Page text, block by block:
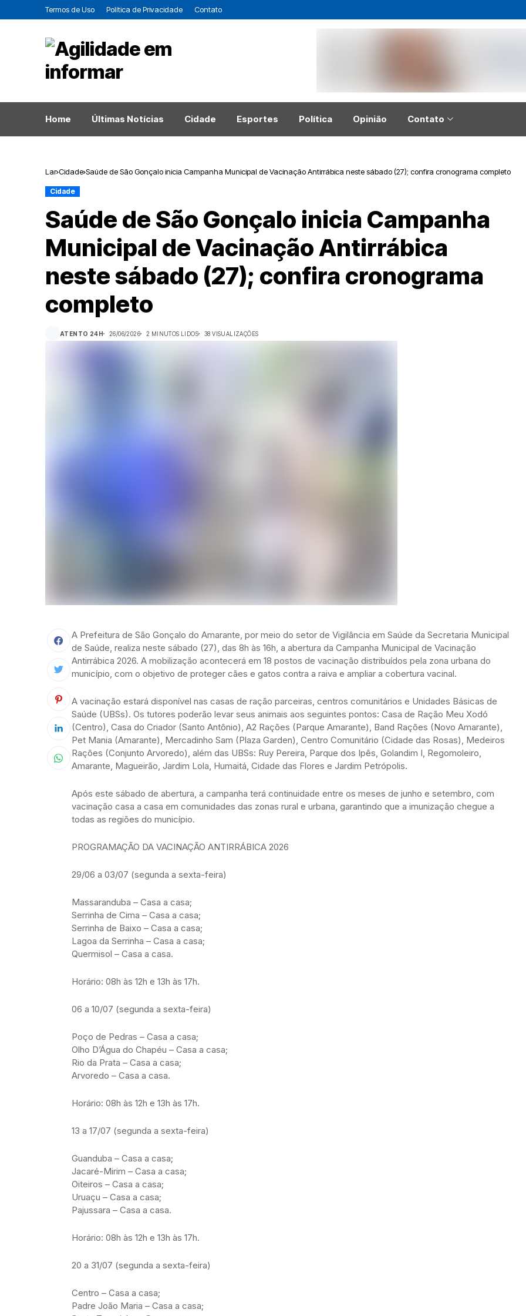
Termos de Uso Política de Privacidade Contato
Home Últimas Notícias Cidade Esportes Política Opinião Contato
Lar Cidade Saúde de São Gonçalo inicia Campanha Municipal de Vacinação Antirrábica neste sábado (27); confira cronograma completo
Cidade
Saúde de São Gonçalo inicia Campanha
Municipal de Vacinação Antirrábica
neste sábado (27); confira cronograma
completo
ATENTO 24H 26/06/2026 2 MINUTOS LIDOS 38 VISUALIZAÇÕES
A Prefeitura de São Gonçalo do Amarante, por meio do setor de Vigilância em Saúde da Secretaria Municipal
de Saúde, realiza neste sábado (27), das 8h às 16h, a abertura da Campanha Municipal de Vacinação
Antirrábica 2026. A mobilização acontecerá em 18 postos de vacinação distribuídos pela zona urbana do
município, com o objetivo de proteger cães e gatos contra a raiva e ampliar a cobertura vacinal.
A vacinação estará disponível nas casas de ração parceiras, centros comunitários e Unidades Básicas de
Saúde (UBSs). Os tutores poderão levar seus animais aos seguintes pontos: Casa de Ração Meu Xodó
(Centro), Casa do Criador (Santo Antônio), A2 Rações (Parque Amarante), Band Rações (Novo Amarante),
Pet Mania (Amarante), Mercadinho Sam (Plaza Garden), Centro Comunitário (Cidade das Rosas), Medeiros
Rações (Conjunto Arvoredo), além das UBSs: Ruy Pereira, Parque dos Ipês, Golandim I, Regomoleiro,
Amarante, Magueirão, Jardim Lola, Humaitá, Cidade das Flores e Jardim Petrópolis.
Após este sábado de abertura, a campanha terá continuidade entre os meses de junho e setembro, com
vacinação casa a casa em comunidades das zonas rural e urbana, garantindo que a imunização chegue a
todas as regiões do município.
PROGRAMAÇÃO DA VACINAÇÃO ANTIRRÁBICA 2026
29/06 a 03/07 (segunda a sexta-feira)
Massaranduba – Casa a casa;
Serrinha de Cima – Casa a casa;
Serrinha de Baixo – Casa a casa;
Lagoa da Serrinha – Casa a casa;
Quermisol – Casa a casa.
Horário: 08h às 12h e 13h às 17h.
06 a 10/07 (segunda a sexta-feira)
Poço de Pedras – Casa a casa;
Olho D’Água do Chapéu – Casa a casa;
Rio da Prata – Casa a casa;
Arvoredo – Casa a casa.
Horário: 08h às 12h e 13h às 17h.
13 a 17/07 (segunda a sexta-feira)
Guanduba – Casa a casa;
Jacaré-Mirim – Casa a casa;
Oiteiros – Casa a casa;
Uruaçu – Casa a casa;
Pajussara – Casa a casa.
Horário: 08h às 12h e 13h às 17h.
20 a 31/07 (segunda a sexta-feira)
Centro – Casa a casa;
Padre João Maria – Casa a casa;